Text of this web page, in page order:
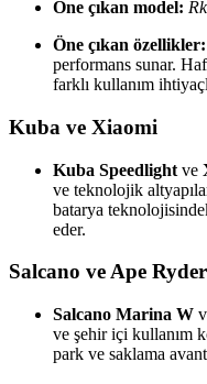
Öne çıkan model:
Öne çıkan özellikler:
performans sunar.
farklı kullanım
Kuba ve Xiaomi
Kuba Speedlight ve
ve teknolojik
batarya
eder.
Salcano ve Ape Ryder
Salcano Marina W
ve şehir içi kullanım
park ve saklama